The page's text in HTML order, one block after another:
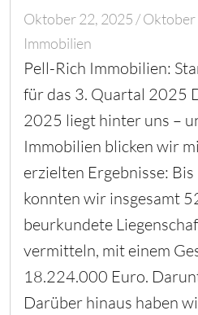
Oktober 22, 2025 /Oktober
Immobilien
Pell-Rich Immobilien:
für das 3. Quartal 2025
2025 liegt hinter uns –
Immobilien blicken wir
erzielten Ergebnisse:
konnten wir insgesamt
beurkundete
vermitteln, mit einem
18.224.000 Euro.
Darüber hinaus haben